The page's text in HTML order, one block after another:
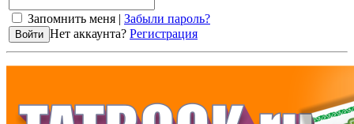
Запомнить меня | Забыли пароль?
Нет аккаунта? Регистрация